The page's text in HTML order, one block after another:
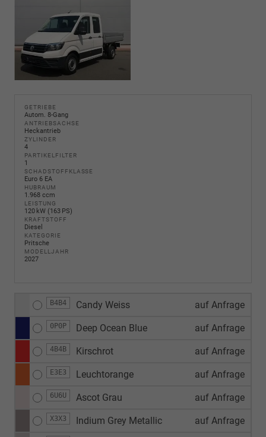
GETRIEBE
Autom. 8-Gang
ANTRIEBSACHSE
Heckantrieb
ZYLINDER
4
PARTIKELFILTER
1
SCHADSTOFFKLASSE
Euro 6 EA
HUBRAUM
1.968 ccm
LEISTUNG
120 kW (163 PS)
KRAFTSTOFF
Diesel
KATEGORIE
Pritsche
MODELLJAHR
2027
B4B4 Candy Weiss auf Anfrage
0P0P Deep Ocean Blue auf Anfrage
4B4B Kirschrot auf Anfrage
E3E3 Leuchtorange auf Anfrage
6U6U Ascot Grau auf Anfrage
X3X3 Indium Grey Metallic auf Anfrage